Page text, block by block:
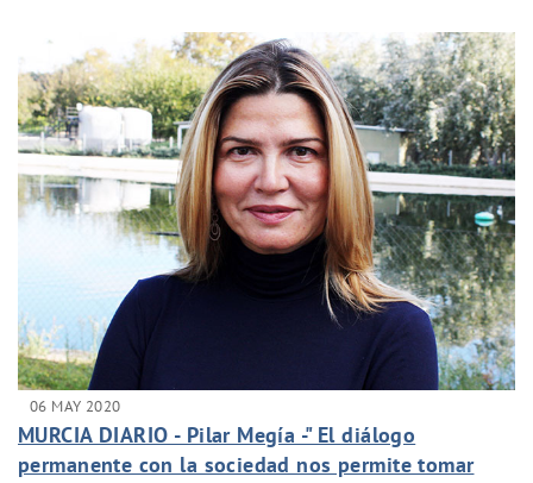
06 MAY 2020
MURCIA DIARIO - Pilar Megía -" El diálogo
permanente con la sociedad nos permite tomar